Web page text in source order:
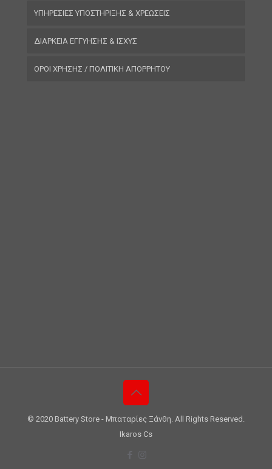
ΥΠΗΡΕΣΙΕΣ ΥΠΟΣΤΗΡΙΞΗΣ & ΧΡΕΩΣΕΙΣ
ΔΙΑΡΚΕΙΑ ΕΓΓΥΗΣΗΣ & ΙΣΧΥΣ
ΟΡΟΙ ΧΡΗΣΗΣ / ΠΟΛΙΤΙΚΗ ΑΠΟΡΡΗΤΟΥ
© 2020 Battery Store - Μπαταρίες Ξάνθη. All Rights Reserved.
Ikaros Cs